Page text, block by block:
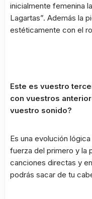
inicialmente femenina
Lagartas”. Además la
estéticamente con el
Este es vuestro
con vuestros
vuestro sonido?
Es una evolución
fuerza del primero y la
canciones directas y
podrás sacar de tu